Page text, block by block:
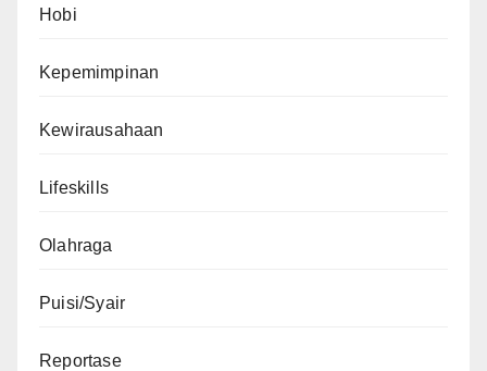
Hobi
Kepemimpinan
Kewirausahaan
Lifeskills
Olahraga
Puisi/Syair
Reportase